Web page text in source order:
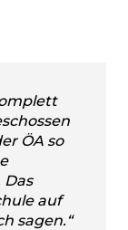
ÖA so
auf
sagen.“